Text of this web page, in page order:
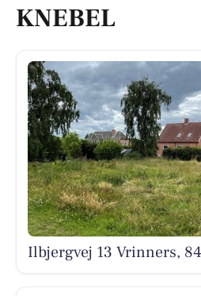
KNEBEL
Ilbjergvej 13 Vrinners,